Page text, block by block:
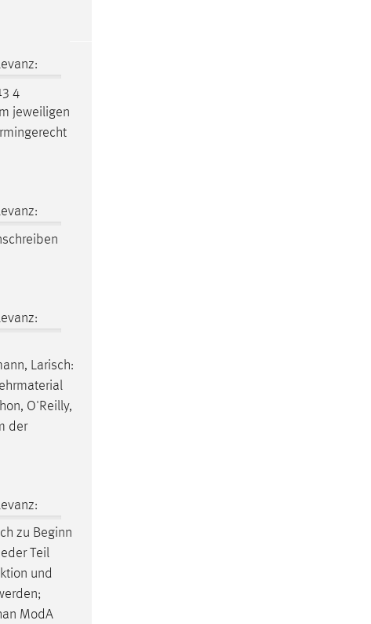
4
jeweiligen
Larisch:
O'Reilly,
der
zu Beginn
Teil
und
ModA